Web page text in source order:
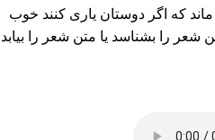
که اگر دوستان یاری کنند خوب
را بشناسد یا متن شعر را بیابد